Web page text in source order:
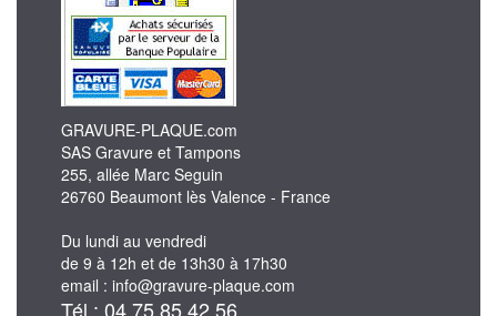
GRAVURE-PLAQUE.com
SAS Gravure et Tampons
255, allée Marc Seguin
26760 Beaumont lès Valence - France
Du lundi au vendredi
de 9 à 12h et de 13h30 à 17h30
email : info@gravure-plaque.com
Tél : 04 75 85 42 56